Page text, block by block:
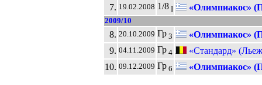
7. 19.02.2008 1/8 I «Олимпиакос»
2009/10
8. 20.10.2009 Гр 3
«Олимпиакос»
9. 04.11.2009 Гр 4
«Стандард»
10. 09.12.2009 Гр 6 «Олимпиакос»